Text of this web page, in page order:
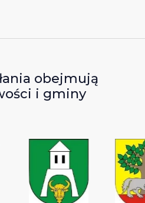
obejmują
i gminy